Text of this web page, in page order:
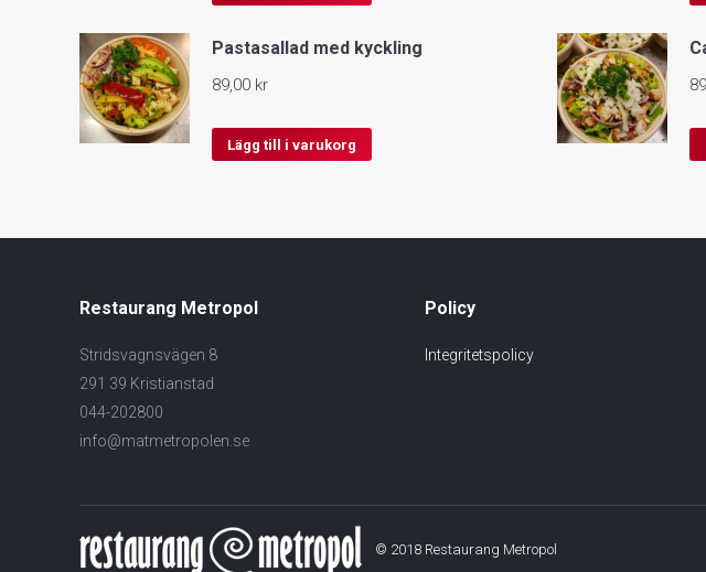
Pastasallad med kyckling
89,00 kr
Lägg till i varukorg
Restaurang Metropol
Stridsvagnsvägen 8
291 39 Kristianstad
044-202800
info@matmetropolen.se
Policy
Integritetspolicy
© 2018 Restaurang Metropol